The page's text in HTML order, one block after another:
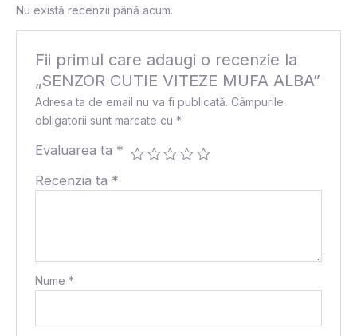
Nu există recenzii până acum.
Fii primul care adaugi o recenzie la
„SENZOR CUTIE VITEZE MUFA ALBA”
Adresa ta de email nu va fi publicată. Câmpurile
obligatorii sunt marcate cu*
Evaluarea ta *
Recenzia ta *
Nume*